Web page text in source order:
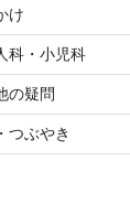
け
科・小児科
の疑問
つぶやき